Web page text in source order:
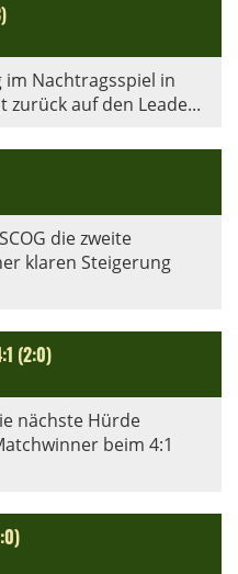
im Nachtragsspiel in
zurück auf den Leade...
die zweite
klaren Steigerung
(2:0)
nächste Hürde
beim 4:1